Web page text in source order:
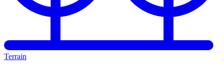
Terrain